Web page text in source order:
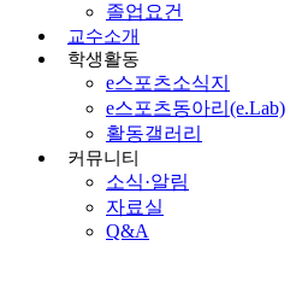
졸업요건
교수소개
학생활동
e스포츠소식지
e스포츠동아리(e.Lab)
활동갤러리
커뮤니티
소식·알림
자료실
Q&A